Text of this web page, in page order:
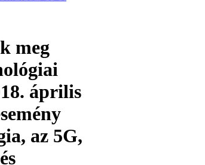
meg
április
az 5G,